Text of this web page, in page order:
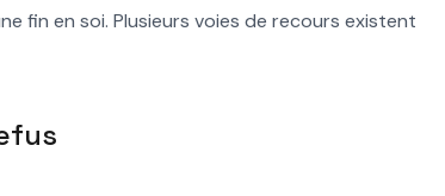
fin en soi. Plusieurs voies de recours existent